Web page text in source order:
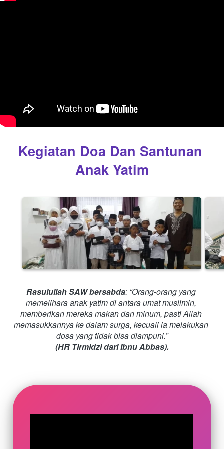
Kegiatan Doa Dan Santunan
Anak Yatim
Rasulullah SAW bersabda: “Orang-orang yang
memelihara anak yatimdi antara umat muslimin,
memberikan mereka makan dan minum, pasti Allah
memasukkannya ke dalam surga, kecuali ia melakukan
dosa yang tidak bisa diampuni.”
(HR Tirmidzi dari Ibnu Abbas).